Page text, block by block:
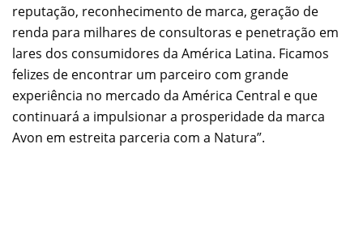
reputação, reconhecimento de marca, geração de
renda para milhares de consultoras e penetração em
lares dos consumidores da América Latina. Ficamos
felizes de encontrar um parceiro com grande
experiência no mercado da América Central e que
continuará a impulsionar a prosperidade da marca
Avon em estreita parceria com a Natura”.